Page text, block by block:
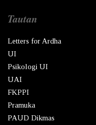
Tautan
Letters for Ardha
UI
Psikologi UI
UAI
FKPPI
Pramuka
PAUD Dikmas